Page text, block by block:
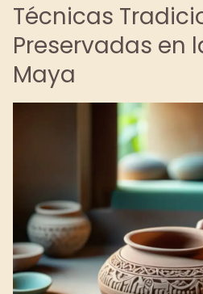
Técnicas
Preservadas en
Maya